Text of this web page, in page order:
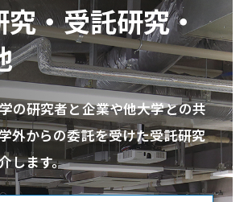
究・受託研究・
の研究者と企業や他大学との共
外からの委託を受けた受託研究
します。